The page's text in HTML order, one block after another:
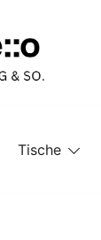
Tische